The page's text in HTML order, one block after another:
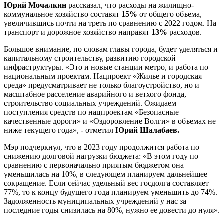
Юрий Мочалкин рассказал, что расходы на жилищно-
коммунальное хозяйство составят 15% от общего объема,
увеличившись почти на треть по сравнению с 2022 годом. На
транспорт и дорожное хозяйство направят 13% расходов.
Большое внимание, по словам главы города, будет уделяться и
капитальному строительству, развитию городской
инфраструктуры. «Это и новые станции метро, и работа по
национальным проектам. Нацпроект «Жилье и городская
среда» предусматривает не только благоустройство, но и
масштабное расселение аварийного и ветхого фонда,
строительство социальных учреждений. Ожидаем
поступления средств по нацпроектам «Безопасные
качественные дороги» и «Оздоровление Волги» в объемах не
ниже текущего года», - отметил Юрий Шалабаев.
Мэр подчеркнул, что в 2023 году продолжится работа по
снижению долговой нагрузки бюджета: «В этом году по
сравнению с первоначально приятым бюджетом она
уменьшилась на 10%, в следующем планируем дальнейшее
сокращение. Если сейчас удельный вес госдолга составляет
77%, то к концу будущего года планируем уменьшить до 74%.
Задолженность муниципальных учреждений у нас за
последние годы снизилась на 80%, нужно ее довести до нуля».